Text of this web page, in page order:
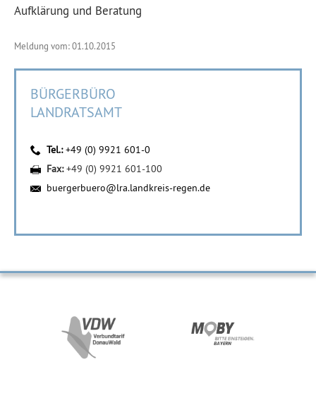
Aufklärung und Beratung
Meldung vom: 01.10.2015
BÜRGERBÜRO
LANDRATSAMT
Tel.:+49 (0) 9921 601-0
Fax:+49 (0) 9921 601-100
buergerbuero@lra.landkreis-regen.de